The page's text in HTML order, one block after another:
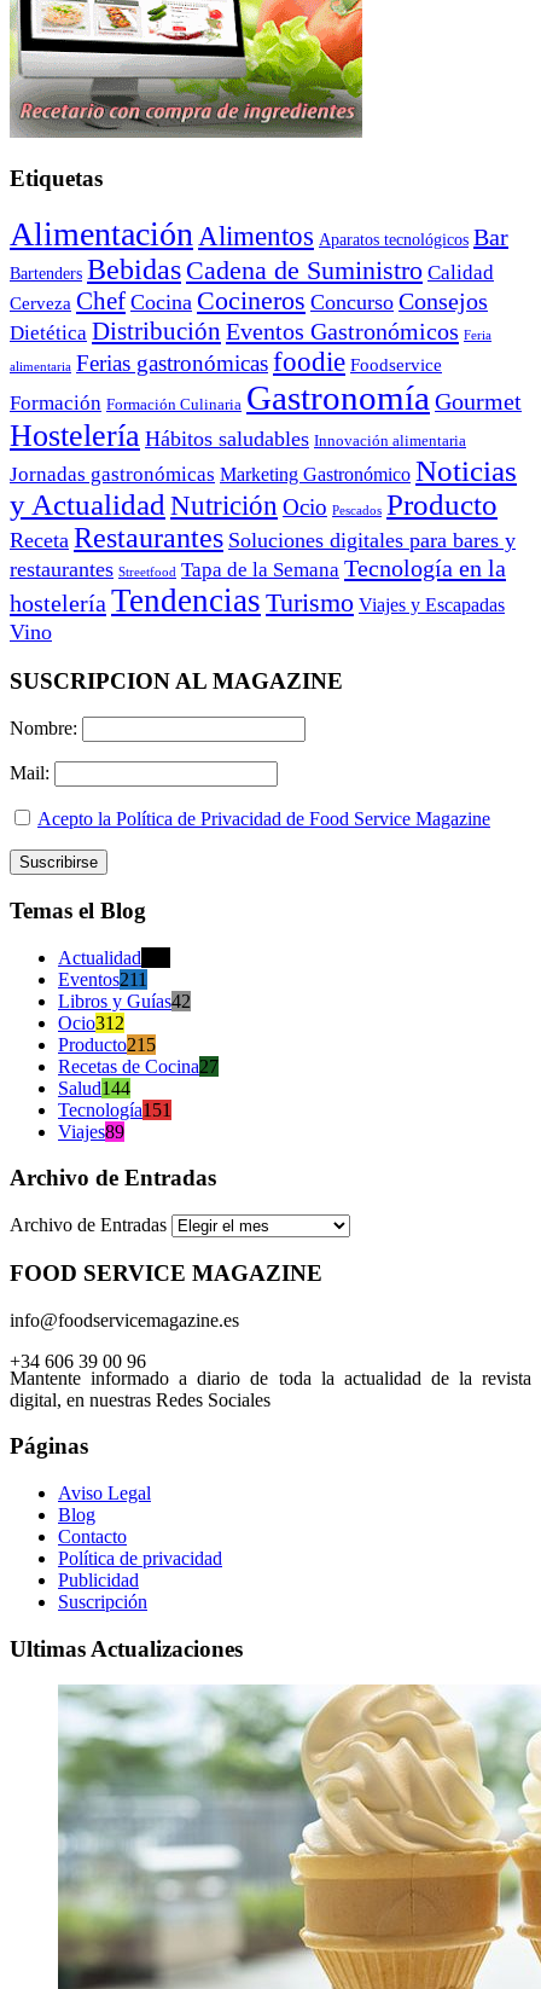
Etiquetas
Alimentación Alimentos Aparatos tecnológicos Bar
Bartenders Bebidas Cadena de Suministro Calidad
Cerveza Chef Cocina Cocineros Concurso Consejos
Dietética Distribución Eventos Gastronómicos Feria
alimentaria Ferias gastronómicasfoodie Foodservice
Formación Formación Culinaria Gastronomía Gourmet
Hostelería Hábitos saludables Innovación alimentaria
Jornadas gastronómicas Marketing Gastronómico Noticias
y Actualidad Nutrición Ocio Pescados Producto
Receta Restaurantes Soluciones digitales para bares y
restaurantes Streetfood Tapa de la Semana Tecnología en la
hostelería Tendencias Turismo Viajes y Escapadas
Vino
SUSCRIPCION AL MAGAZINE
Nombre:
Mail:
Acepto la Política de Privacidad de Food Service Magazine
Temas el Blog
Actualidad
Eventos211
Libros y Guías42
Ocio312
Producto215
Recetas de Cocina27
Salud144
Tecnología151
Viajes89
Archivo de Entradas
Archivo de Entradas
FOOD SERVICE MAGAZINE
info@foodservicemagazine.es
+34 606 39 00 96
Mantente informado a diario de toda la actualidad de la revista
digital, en nuestras Redes Sociales
Páginas
Aviso Legal
Blog
Contacto
Política de privacidad
Publicidad
Suscripción
Ultimas Actualizaciones